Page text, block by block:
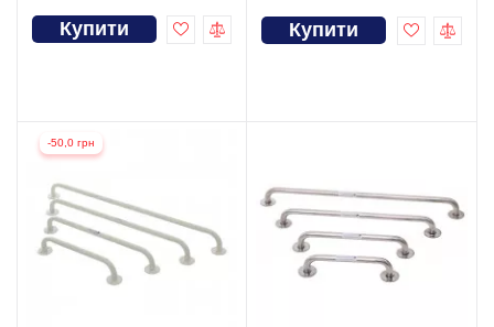
Купити Купити
-50,0 грн